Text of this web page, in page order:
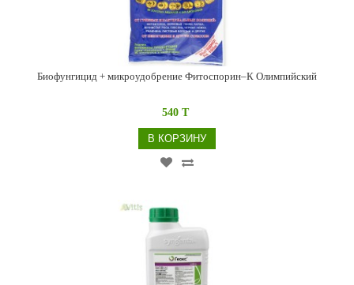
Биофунгицид + микроудобрение Фитоспорин–К Олимпийский
540 T
В КОРЗИНУ